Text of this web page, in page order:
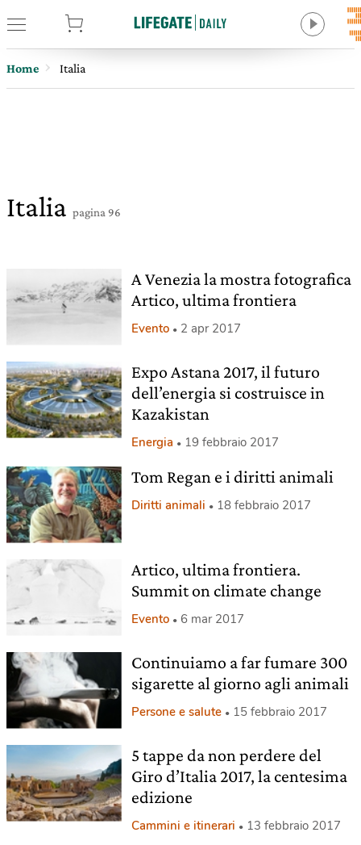
Home Italia
Italia pagina 96
A Venezia la mostra fotografica
Artico, ultima frontiera
Evento 2 apr 2017
Expo Astana 2017, il futuro
dell’energia si costruisce in
Kazakistan
Energia 19 febbraio 2017
Tom Regan e i diritti animali
Diritti animali 18 febbraio 2017
Artico, ultima frontiera.
Summit on climate change
Evento 6 mar 2017
Continuiamo a far fumare 300
sigarette al giorno agli animali
Persone e salute 15 febbraio 2017
5 tappe da non perdere del
Giro d’Italia 2017, la centesima
edizione
Cammini e itinerari 13 febbraio 2017